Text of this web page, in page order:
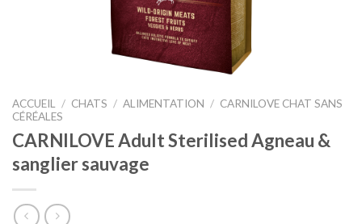
ACCUEIL / CHATS / ALIMENTATION / CARNILOVE CHAT SANS
CÉRÉALES
CARNILOVE Adult Sterilised Agneau &
sanglier sauvage